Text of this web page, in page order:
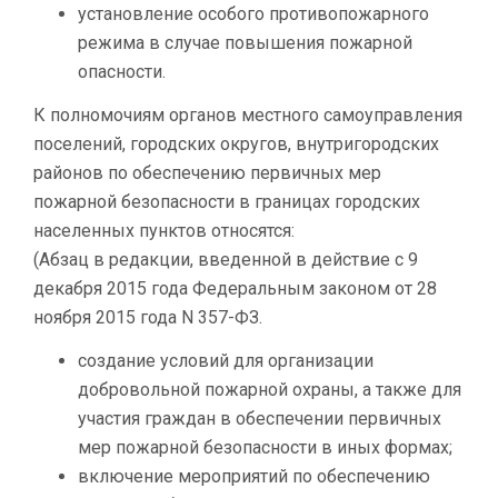
установление особого противопожарного
режима в случае повышения пожарной
опасности.
К полномочиям органов местного самоуправления
поселений, городских округов, внутригородских
районов по обеспечению первичных мер
пожарной безопасности в границах городских
населенных пунктов относятся:
(Абзац в редакции, введенной в действие с 9
декабря 2015 года Федеральным законом от 28
ноября 2015 года N 357-ФЗ.
создание условий для организации
добровольной пожарной охраны, а также для
участия граждан в обеспечении первичных
мер пожарной безопасности в иных формах;
включение мероприятий по обеспечению